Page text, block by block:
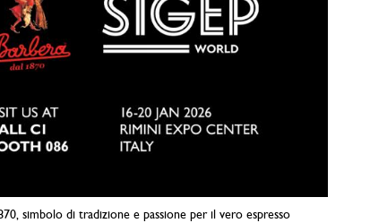
simbolo di tradizione e passione per il vero espresso